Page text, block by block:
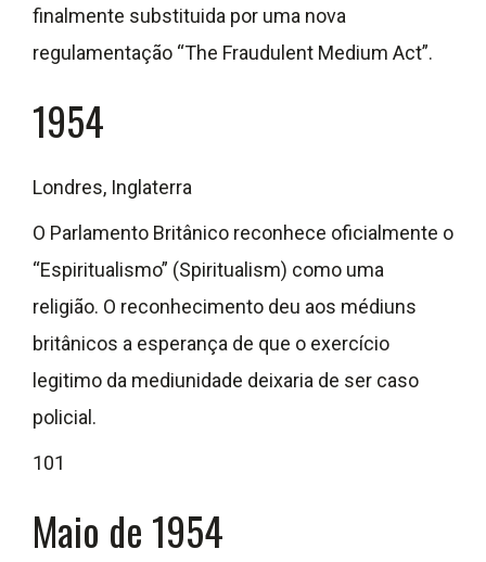
finalmente substituida por uma nova
regulamentação “The Fraudulent Medium Act”.
1954
Londres, Inglaterra
O Parlamento Britânico reconhece oficialmente o
“Espiritualismo” (Spiritualism) como uma
religião. O reconhecimento deu aos médiuns
britânicos a esperança de que o exercício
legitimo da mediunidade deixaria de ser caso
policial.
101
Maio de 1954